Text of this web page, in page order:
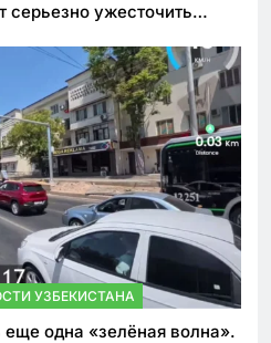
серьезно ужесточить
УЗБЕКИСТАНА
одна «зелёная волна».